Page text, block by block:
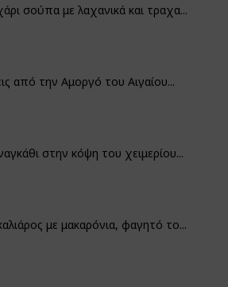
σούπα με λαχανικά και τραχα...
από την Αμοργό του Αιγαίου...
στην κόψη του χειμερίου...
με μακαρόνια, φαγητό το...